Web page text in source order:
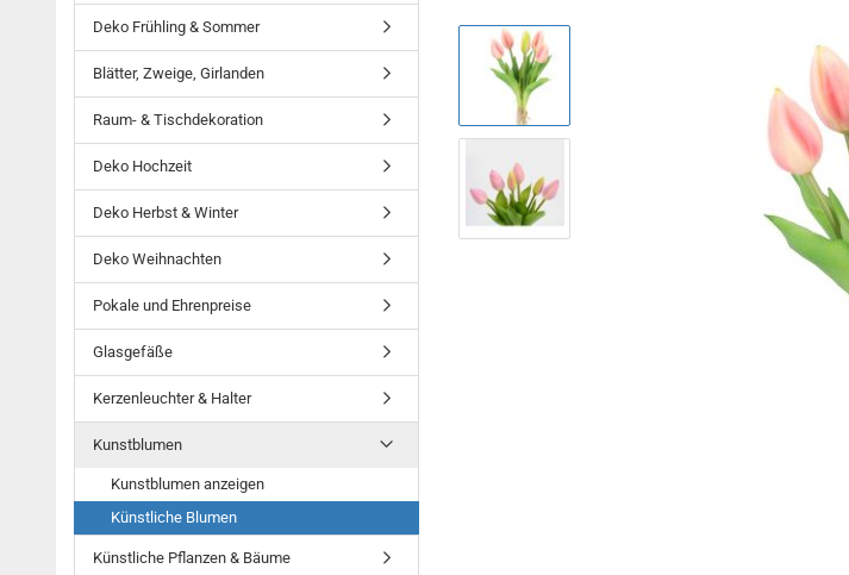
Deko Frühling & Sommer
Blätter, Zweige, Girlanden
Raum- & Tischdekoration
Deko Hochzeit
Deko Herbst & Winter
Deko Weihnachten
Pokale und Ehrenpreise
Glasgefäße
Kerzenleuchter & Halter
Kunstblumen
Kunstblumen anzeigen
Künstliche Blumen
Künstliche Pflanzen & Bäume